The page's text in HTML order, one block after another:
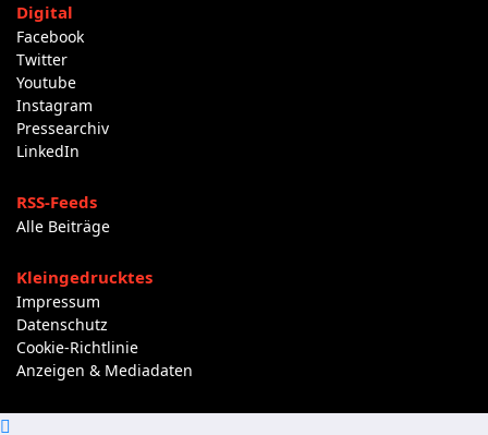
Digital
Facebook
Twitter
Youtube
Instagram
Pressearchiv
LinkedIn
RSS-Feeds
Alle Beiträge
Kleingedrucktes
Impressum
Datenschutz
Cookie-Richtlinie
Anzeigen & Mediadaten